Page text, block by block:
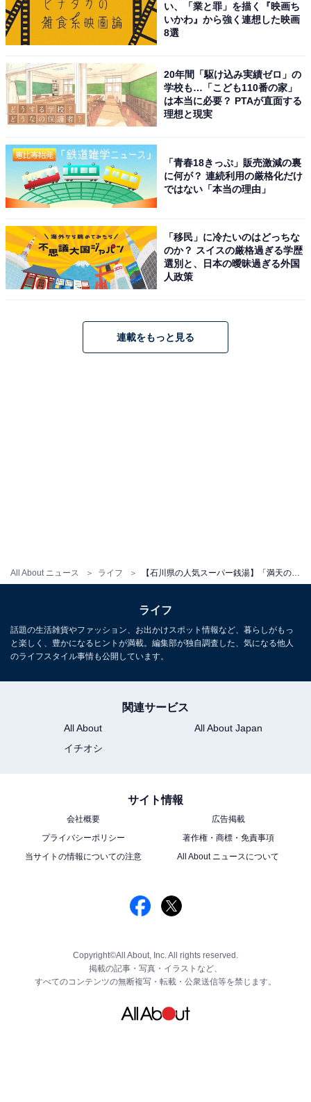
All About ニュース ライフ
い、「業と罪」を描く『映画ち
いかわ』から強く連想した映画
8選
20年間「駆け込み実績ゼロ」の
学校も…「こども110番の家」
は本当に必要？ PTAが直面する
理想と現実
「青春18きっぷ」販売激減の裏
に何が？ 連続利用の厳格化だけ
ではない「本当の理由」
「移民」に冷たいのはどっちな
のか？ スイスの厳格過ぎる学歴
選別と、日本の曖昧過ぎる外国
人政策
連載をもっと見る
ライフ
話題の生活雑貨やファッション、お出かけスポット情報など、暮らしがもっ
と楽しく、豊かになるヒントが満載。編集部が独自調査した、気になる他人
のライフスタイル事情も公開しています。
関連サービス
All About
All About Japan
イチオシ
サイト情報
会社概要
広告掲載
プライバシーポリシー
著作権・商標・免責事項
当サイトの情報についての注意
All About ニュースについて
Copyright©All About, Inc. All rights reserved.
掲載の記事・写真・イラストなど、
すべてのコンテンツの無断複写・転載・公衆送信等を禁じます。